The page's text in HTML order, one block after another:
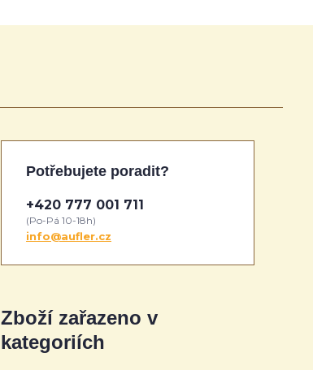
Zboží zařazeno v
kategoriích
Potřebujete poradit?
+420 777 001 711
(Po-Pá 10-18h)
info@aufler.cz